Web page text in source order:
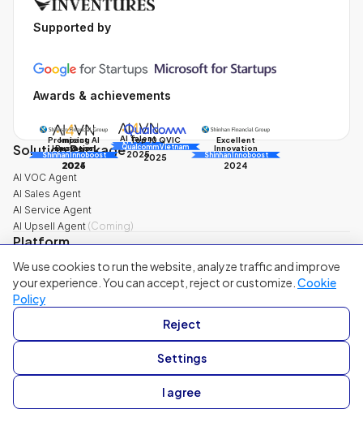
Supported by
Awards & achievements
Promising AI
Business
AI Awards
2025
AI Talent
AI Awards
2025
Excellent
Innovation
Shinhan Innoboost
2024
Impact
Innovation
Shinhan Innoboost
2024
Top 10 QVIC
Qualcomm Vietnam
2025
Solution Package
AI VOC Agent
AI Sales Agent
AI Service Agent
AI Upsell Agent (Coming)
Platform
Solutions
Sector
Retail
F&B
Education
Securities & Insurance
Metrics
NPS
We use cookies to run the website, analyze traffic and improve
your experience. You can accept, reject or customize. Cookie
Policy
Reject
Settings
I agree